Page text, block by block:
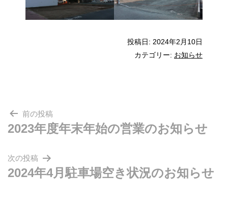
投稿日: 2024年2月10日
カテゴリー: お知らせ
投
ナ
ビ
前の投稿
2023年度年末年始の営業のお知らせ
次の投稿
2024年4月駐車場空き状況のお知らせ